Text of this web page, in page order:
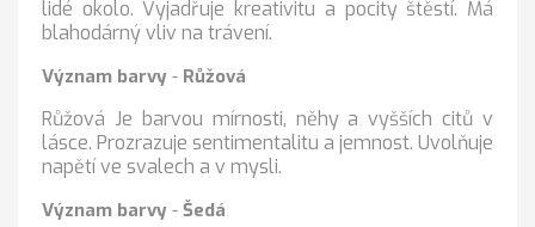
lidé okolo. Vyjadřuje kreativitu a pocity štěstí. Má
blahodárný vliv na trávení.
Význam barvy - Růžová
Růžová Je barvou mírnosti, něhy a vyšších citů v
lásce. Prozrazuje sentimentalitu a jemnost. Uvolňuje
napětí ve svalech a v mysli.
Význam barvy - Šedá